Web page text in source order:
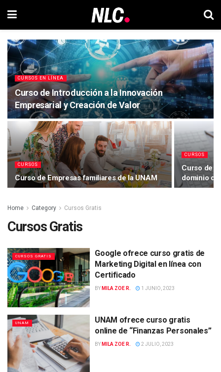
CURSOS EN LÍNEA
Curso de Introducción a la Innovación
Empresarial y Creación de Valor
CURSOS
Curso de Empresas familiares de la UNAM
CURSOS
Curso de
dominio
Home Category Cursos Gratis
Cursos Gratis
CURSOS GRATIS
Google ofrece curso gratis de
Marketing Digital en línea con
Certificado
BY MILA ZOE R. 1 JUNIO, 2023
UNAM
UNAM ofrece curso gratis
online de “Finanzas Personales”
BY MILA ZOE R. 2 JULIO, 2023